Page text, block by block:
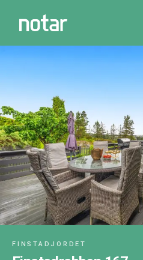
FINSTADJORDET